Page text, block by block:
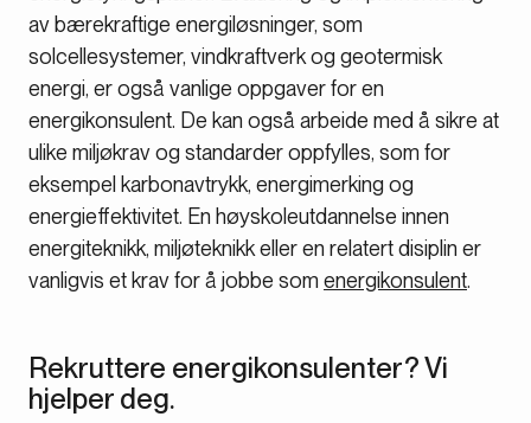
av bærekraftige energiløsninger, som
solcellesystemer, vindkraftverk og geotermisk
energi, er også vanlige oppgaver for en
energikonsulent. De kan også arbeide med å sikre at
ulike miljøkrav og standarder oppfylles, som for
eksempel karbonavtrykk, energimerking og
energieffektivitet. En høyskoleutdannelse innen
energiteknikk, miljøteknikk eller en relatert disiplin er
vanligvis et krav for å jobbe som energikonsulent.
Rekruttere energikonsulenter? Vi
hjelper deg.